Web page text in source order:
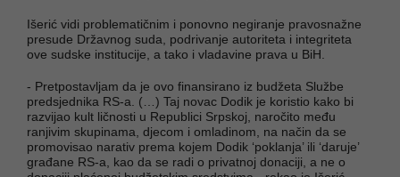
Išerić vidi problematičnim i ponovno negiranje pravosnažne
presude Državnog suda, podrivanje autoriteta i integriteta
ove sudske institucije, a tako i vladavine prava u BiH.
- Pretpostavljam da je ovo finansirano iz budžeta Službe
predsjednika RS-a. (…) Taj novac Dodik je koristio kako bi
razvijao kult ličnosti u Republici Srpskoj, naročito među
ranjivim skupinama, djecom i omladinom, na način da se
promovisao narativ prema kojem Dodik ‘poklanja’ ili ‘daruje’
građane RS-a, kao da se radi o privatnoj donaciji, a ne o